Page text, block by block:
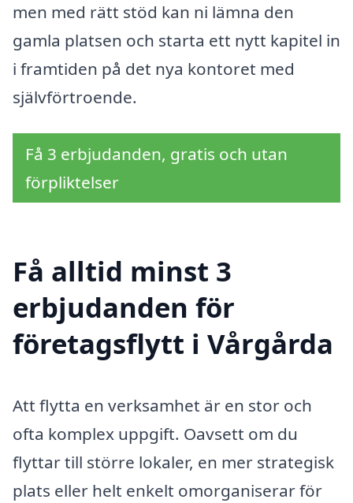
men med rätt stöd kan ni lämna den
gamla platsen och starta ett nytt kapitel in
i framtiden på det nya kontoret med
självförtroende.
Få 3 erbjudanden, gratis och utan
förpliktelser
Få alltid minst 3
erbjudanden för
företagsflytt i Vårgårda
Att flytta en verksamhet är en stor och
ofta komplex uppgift. Oavsett om du
flyttar till större lokaler, en mer strategisk
plats eller helt enkelt omorganiserar för